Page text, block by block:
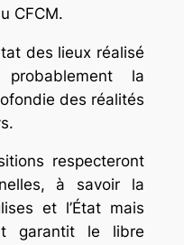
CFCM.
des lieux réalisé
la
des réalités
respecteront
à savoir la
et l’État mais
garantit le libre